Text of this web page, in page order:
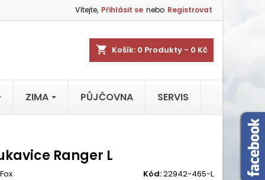
Vítejte, Přihlásit se nebo Registrovat
shopping_cart Košík: 0 Produkty - 0 Kč
ZIMA PŮJČOVNA SERVIS
Ranger L
Fox Kód:22942-465-L